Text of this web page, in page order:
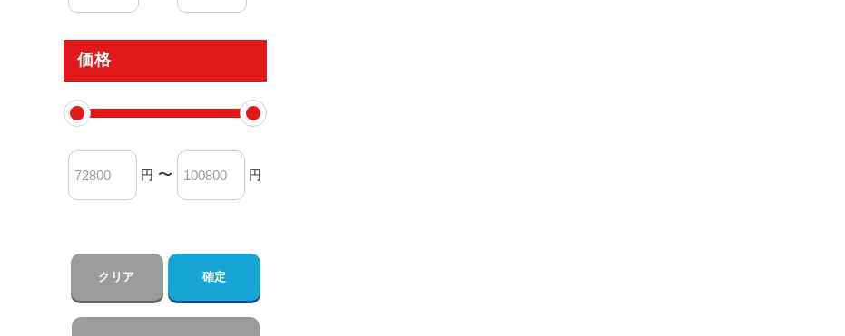
価格
円 〜 円
クリア 確定